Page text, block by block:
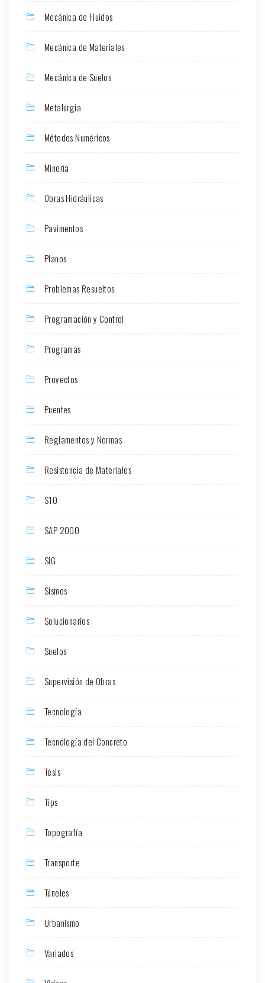
Mecánica de Fluidos
Mecánica de Materiales
Mecánica de Suelos
Metalurgia
Métodos Numéricos
Minería
Obras Hidráulicas
Pavimentos
Planos
Problemas Resueltos
Programación y Control
Programas
Proyectos
Puentes
Reglamentos y Normas
Resistencia de Materiales
S10
SAP 2000
SIG
Sismos
Solucionarios
Suelos
Supervisión de Obras
Tecnología
Tecnología del Concreto
Tesis
Tips
Topografía
Transporte
Túneles
Urbanismo
Variados